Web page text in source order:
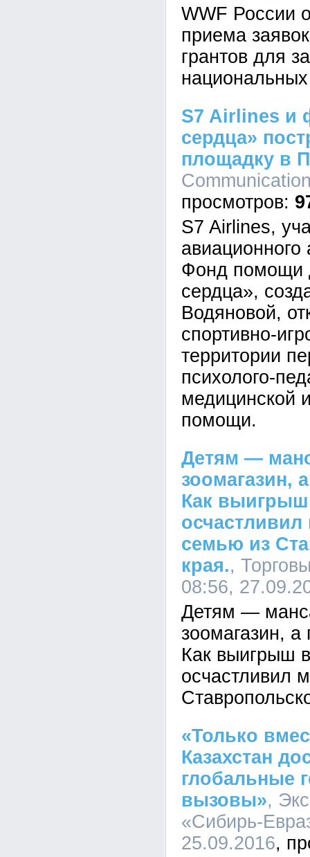
WWF России
приема
грантов для
S7 Airlines и
сердца»
площадку в
S7 Airlines,
Фонд помощи
сердца»,
Водяновой,
спортивно-
территории
психолого-
медицинской
помощи.
Детям —
зоомагазин,
Как
семью из
края.,
08:56,
Детям —
зоомагазин,
Как выигрыш
осчастливил
«Только
Казахстан
глобальные
вызовы»,
«Сибирь-
25.09.2016